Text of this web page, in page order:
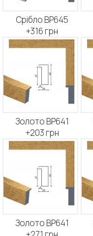
Срібло BP645
+316 грн
Золото BP641
+203 грн
Золото BP641